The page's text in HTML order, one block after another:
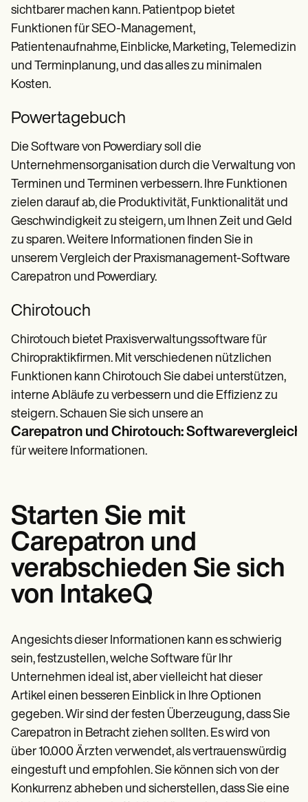
sichtbarer machen kann. Patientpop bietet
Funktionen für SEO-Management,
Patientenaufnahme, Einblicke, Marketing, Telemedizin
und Terminplanung, und das alles zu minimalen
Kosten.
Powertagebuch
Die Software von Powerdiary soll die
Unternehmensorganisation durch die Verwaltung von
Terminen und Terminen verbessern. Ihre Funktionen
zielen darauf ab, die Produktivität, Funktionalität und
Geschwindigkeit zu steigern, um Ihnen Zeit und Geld
zu sparen. Weitere Informationen finden Sie in
unserem Vergleich der Praxismanagement-Software
Carepatron und Powerdiary.
Chirotouch
Chirotouch bietet Praxisverwaltungssoftware für
Chiropraktikfirmen. Mit verschiedenen nützlichen
Funktionen kann Chirotouch Sie dabei unterstützen,
interne Abläufe zu verbessern und die Effizienz zu
steigern. Schauen Sie sich unsere an
Carepatron und Chirotouch: Softwarevergleich
für weitere Informationen.
Starten Sie mit
Carepatron und
verabschieden Sie sich
von IntakeQ
Angesichts dieser Informationen kann es schwierig
sein, festzustellen, welche Software für Ihr
Unternehmen ideal ist, aber vielleicht hat dieser
Artikel einen besseren Einblick in Ihre Optionen
gegeben. Wir sind der festen Überzeugung, dass Sie
Carepatron in Betracht ziehen sollten. Es wird von
über 10.000 Ärzten verwendet, als vertrauenswürdig
eingestuft und empfohlen. Sie können sich von der
Konkurrenz abheben und sicherstellen, dass Sie eine